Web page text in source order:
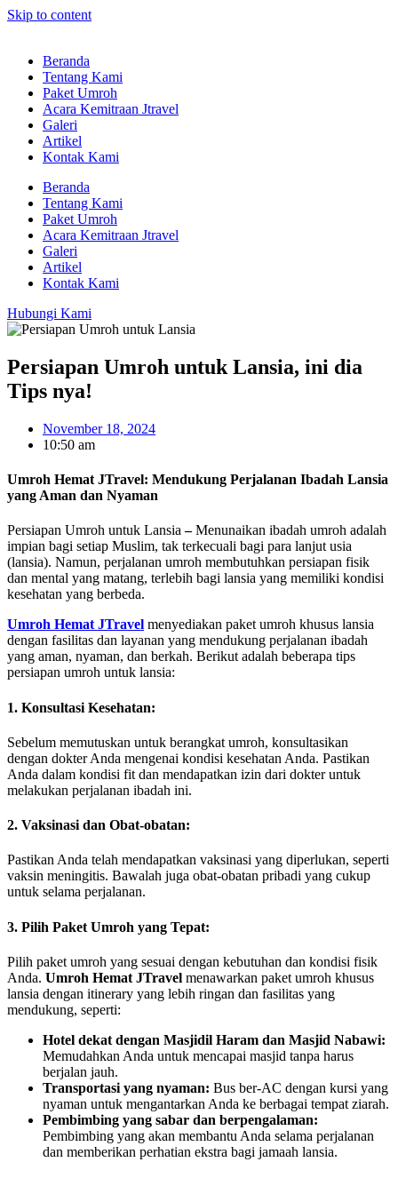
Skip to content
Beranda
Tentang Kami
Paket Umroh
Acara Kemitraan Jtravel
Galeri
Artikel
Kontak Kami
Beranda
Tentang Kami
Paket Umroh
Acara Kemitraan Jtravel
Galeri
Artikel
Kontak Kami
Hubungi Kami
Persiapan Umroh untuk Lansia, ini dia
Tips nya!
November 18, 2024
10:50 am
Umroh Hemat JTravel: Mendukung Perjalanan Ibadah Lansia
yang Aman dan Nyaman
Persiapan Umroh untuk Lansia –Menunaikan ibadah umroh adalah
impian bagi setiap Muslim, tak terkecuali bagi para lanjut usia
(lansia). Namun, perjalanan umroh membutuhkan persiapan fisik
dan mental yang matang, terlebih bagi lansia yang memiliki kondisi
kesehatan yang berbeda.
Umroh Hemat JTravel menyediakan paket umroh khusus lansia
dengan fasilitas dan layanan yang mendukung perjalanan ibadah
yang aman, nyaman, dan berkah. Berikut adalah beberapa tips
persiapan umroh untuk lansia:
1. Konsultasi Kesehatan:
Sebelum memutuskan untuk berangkat umroh, konsultasikan
dengan dokter Anda mengenai kondisi kesehatan Anda. Pastikan
Anda dalam kondisi fit dan mendapatkan izin dari dokter untuk
melakukan perjalanan ibadah ini.
2. Vaksinasi dan Obat-obatan:
Pastikan Anda telah mendapatkan vaksinasi yang diperlukan, seperti
vaksin meningitis. Bawalah juga obat-obatan pribadi yang cukup
untuk selama perjalanan.
3. Pilih Paket Umroh yang Tepat:
Pilih paket umroh yang sesuai dengan kebutuhan dan kondisi fisik
Anda. Umroh Hemat JTravel menawarkan paket umroh khusus
lansia dengan itinerary yang lebih ringan dan fasilitas yang
mendukung, seperti:
Hotel dekat dengan Masjidil Haram dan Masjid Nabawi:
Memudahkan Anda untuk mencapai masjid tanpa harus
berjalan jauh.
Transportasi yang nyaman: Bus ber-AC dengan kursi yang
nyaman untuk mengantarkan Anda ke berbagai tempat ziarah.
Pembimbing yang sabar dan berpengalaman:
Pembimbing yang akan membantu Anda selama perjalanan
dan memberikan perhatian ekstra bagi jamaah lansia.